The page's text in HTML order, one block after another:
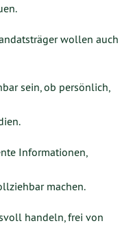
wollen auch
sein, ob persönlich,
Informationen,
machen.
handeln, frei von